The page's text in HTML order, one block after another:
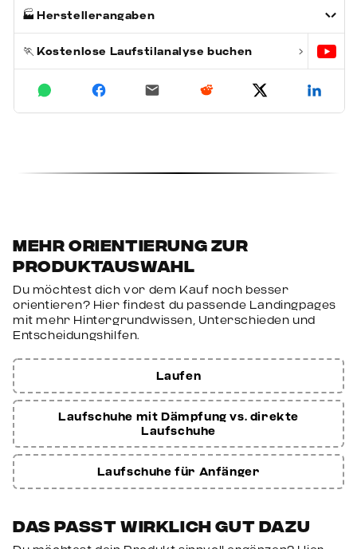
ausgezeichneten Grip und hohe
Abriebfestigkeit
Technische Merkmale
Obermaterial:
Textil (leichtes,
Spezialausstattung:MICHELIN-Laufsohle,
stabile Fersenkappe
Einsatzbereich:Handball, Hallensport,
Schulsport
Nutzererfahrungen
„Unser Sohn hat endlich Halt beim
Richtungswechsel – super Grip!“
„Leicht, bequem und atmungsaktiv – der
Lieblingsschuh für den Sportunterricht.“
und langlebig.“
🏭 Herstellerangaben
🏃 Kostenlose Laufstilanalyse buchen ›
Mehr Orientierung zur
Produktauswahl
Du möchtest dich vor dem Kauf noch besser
orientieren? Hier findest du passende Landingpages
mit mehr Hintergrundwissen, Unterschieden und
Entscheidungshilfen.
Laufen
Laufschuhe mit Dämpfung vs. direkte
Laufschuhe
Laufschuhe für Anfänger
Das passt wirklich gut dazu